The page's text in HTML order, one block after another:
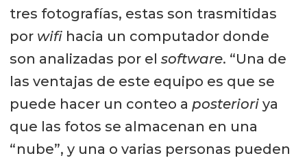
tres fotografías, estas son trasmitidas
por wifihacia un computador donde
son analizadas por el software. “Una de
las ventajas de este equipo es que se
puede hacer un conteo a posterioriya
que las fotos se almacenan en una
“nube”, y una o varias personas pueden